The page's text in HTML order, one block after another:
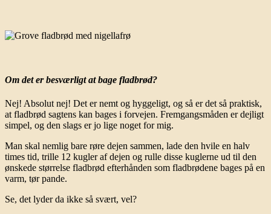
Om det er besværligt at bage fladbrød?
Nej! Absolut nej! Det er nemt og hyggeligt, og så er det så praktisk,
at fladbrød sagtens kan bages i forvejen. Fremgangsmåden er dejligt
simpel, og den slags er jo lige noget for mig.
Man skal nemlig bare røre dejen sammen, lade den hvile en halv
times tid, trille 12 kugler af dejen og rulle disse kuglerne ud til den
ønskede størrelse fladbrød efterhånden som fladbrødene bages på en
varm, tør pande.
Se, det lyder da ikke så svært, vel?